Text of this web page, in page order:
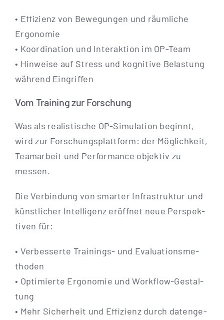
• Effi­zi­enz von Bewe­gun­gen und räum­li­che
Ergo­no­mie
• Koor­di­na­ti­on und Inter­ak­ti­on im OP-Team
• Hin­wei­se auf Stress und kogni­ti­ve Belas­tung
wäh­rend Eingriffen
Vom Training zur Forschung
Was als rea­lis­ti­sche OP-Simu­la­­ti­on beginnt,
wird zur For­schungs­platt­form: der Mög­lich­keit,
Team­ar­beit und Per­for­mance objek­tiv zu
messen.
Die Ver­bin­dung von smar­ter Infra­struk­tur und
künst­li­cher Intel­li­genz eröff­net neue Per­spek­
ti­ven für:
• Ver­bes­ser­te Trai­­nings- und Eva­lua­ti­ons­me­
tho­den
• Opti­mier­te Ergo­no­mie und Work­f­low-Gestal­­
tung
• Mehr Sicher­heit und Effi­zi­enz durch daten­ge­